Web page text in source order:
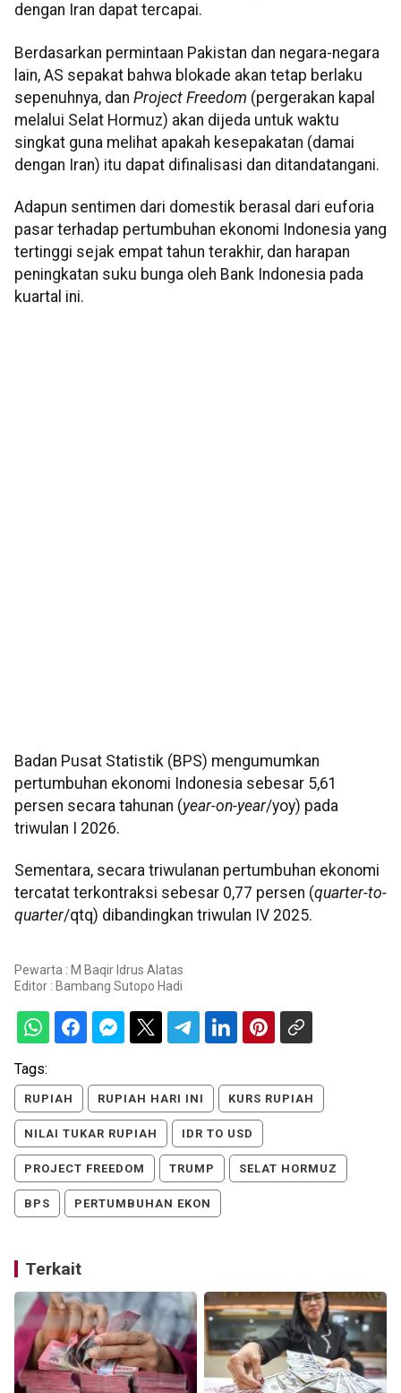
dengan Iran dapat tercapai.
Berdasarkan permintaan Pakistan dan negara-negara
lain, AS sepakat bahwa blokade akan tetap berlaku
sepenuhnya, dan Project Freedom (pergerakan kapal
melalui Selat Hormuz) akan dijeda untuk waktu
singkat guna melihat apakah kesepakatan (damai
dengan Iran) itu dapat difinalisasi dan ditandatangani.
Adapun sentimen dari domestik berasal dari euforia
pasar terhadap pertumbuhan ekonomi Indonesia yang
tertinggi sejak empat tahun terakhir, dan harapan
peningkatan suku bunga oleh Bank Indonesia pada
kuartal ini.
Badan Pusat Statistik (BPS) mengumumkan
pertumbuhan ekonomi Indonesia sebesar 5,61
persen secara tahunan (year-on-year/yoy) pada
triwulan I 2026.
Sementara, secara triwulanan pertumbuhan ekonomi
tercatat terkontraksi sebesar 0,77 persen (quarter-to-
quarter/qtq) dibandingkan triwulan IV 2025.
Pewarta : M Baqir Idrus Alatas
Editor : Bambang Sutopo Hadi
Tags:
RUPIAH RUPIAH HARI INI KURS RUPIAH
NILAI TUKAR RUPIAH IDR TO USD
PROJECT FREEDOM TRUMP SELAT HORMUZ
BPS PERTUMBUHAN EKON
Terkait